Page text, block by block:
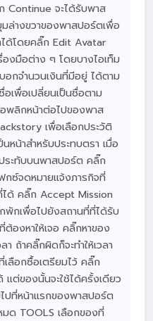
Continue จะได้รับพาส
ล่างขวาของพาสปอร์ตเพื่อ
ได้โดยคลิ๊ก Edit Avatar
องมือต่าง ๆ โดยบางไอเท็ม
อกจำนวนเงินที่มีอยู่ ได้ตาม
เพื่อเปลี่ยนเป็นชื่อตาม
พลิกหน้าต่อไปของพาส
เพื่อเลือกประวัติ
หน้าสำหรับประทบตรา เมื่อ
ประทับบนพาสปอร์ต คลิ๊ก
กซ์จดหมายแจ้งภารกิจที่
ได้ คลิ๊ก Accept Mission
พักเพื่อไปยังสถานที่ที่ได้รับ
ต้องหาให้เจอ คลิ๊กหาของ
ถ้าคลิ๊กผิดก็จะทำให้เวลา
ลือกซื้อเตรียมไว้ คลิ๊ก
แต่ของนั้นจะใช้ได้ครั้งเดียว
ปที่หน้าแรกของพาสปอร์ต
ด TOOLS เลือกของที่